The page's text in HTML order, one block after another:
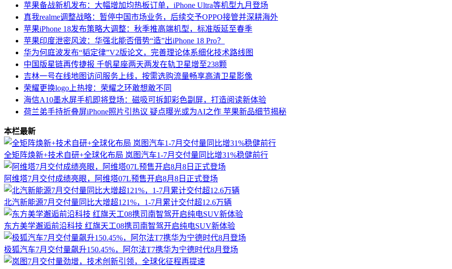
苹果备战新机发布：大幅增加均热板订单，iPhone Ultra等机型九月登场
真我realme调整战略：暂停中国市场业务，后续交予OPPO接管并深耕海外
苹果iPhone 18发布策略大调整：秋季推高端机型，标准版延至春季
苹果印度泄密风波：华强北能否借势“造”出iPhone 18 Pro？
华为何庭波发布“韬定律”V2版论文，完善理论体系细化技术路线图
中国版星链再传捷报 千帆星座两天两发在轨卫星增至238颗
吉林一号在线地图访问服务上线，按需选购流量畅享高清卫星影像
荣耀更换logo上热搜：荣耀之环敢想敢不同
海信A10墨水屏手机即将登场：磁吸可拆卸彩色副屏，打造阅读新体验
荷兰弟手持折叠屏iPhone照片引热议 疑点曝光或为AI之作 苹果新品细节揭秘
本栏最新
全矩阵焕新+技术自研+全球化布局 岚图汽车1-7月交付量同比增31%稳健前行
阿维塔7月交付成绩亮眼，阿维塔07L预售开启8月8日正式登场
北汽新能源7月交付量同比大增超121%，1-7月累计交付超12.6万辆
东方美学邂逅前沿科技 红旗天工08携司南智驾开启纯电SUV新体验
极狐汽车7月交付量飙升150.45%，阿尔法T7携华为宁德时代8月登场